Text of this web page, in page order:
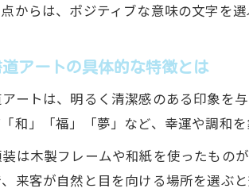
からは、ポジティブな意味の文字を
アートの具体的な特徴とは
ートは、明るく清潔感のある印象を
和」「福」「夢」など、幸運や調和を
は木製フレームや和紙を使ったもの
来客が自然と目を向ける場所を選ぶ